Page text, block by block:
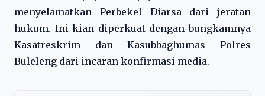
menyelamatkan Perbekel Diarsa dari jeratan
hukum. Ini kian diperkuat dengan bungkamnya
Kasatreskrim dan Kasubbaghumas Polres
Buleleng dari incaran konfirmasi media.